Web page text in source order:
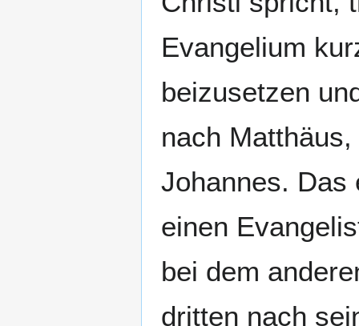
Evangelium
beizusetzen
nach
Johannes. Das
einen
bei dem
dritten nach